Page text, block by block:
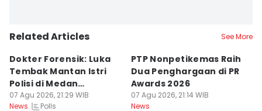
Related Articles See More
Dokter Forensik: Luka
Tembak Mantan Istri
Polisi di Medan
Berkarakter Tempel
07 Agu 2026, 21:29 WIB
News
Polls
PTP Nonpetikemas Raih
Dua Penghargaan di PR
Awards 2026
07 Agu 2026, 21:14 WIB
News